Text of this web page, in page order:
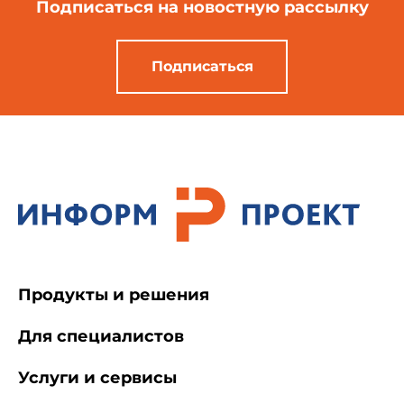
Подписаться на новостную рассылку
Подписаться
Продукты и решения
Для специалистов
Услуги и сервисы